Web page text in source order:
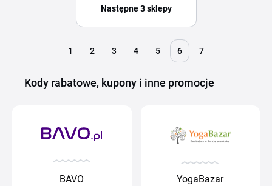
Następne 3 sklepy
1 2 3 4 5 6 7
Kody rabatowe, kupony i inne promocje
BAVO YogaBazar